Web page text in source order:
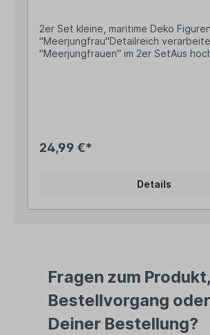
2er Set kleine, maritime Deko Figuren
"Meerjungfrau"Detailreich
"Meerjungfrauen" im 2er SetAus
gestalteten Figuren aus robustem
eignen – ideal zum Platzieren auf
Blumentöpfen oder Regalen. Die beiden Figuren
Produktsicherheit: Hersteller: PVS
Krommendijk 36, 2382 POPPEL,
www.gardendeco.biz Warn- und
Sicherheitshinweise: Bei
Anwendung keine Risiken bekannt
24,99 €*
Details
Fragen zum
Bestellvorgang oder
Deiner Bestellung?